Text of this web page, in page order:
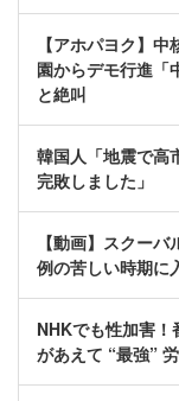
【アホパヨク】
園からデモ行進「
と絶叫
韓国人「地震で高
完敗しました」
【動画】スクー
例の苦しい時期に
NHKでも性加害
があえて “最強”